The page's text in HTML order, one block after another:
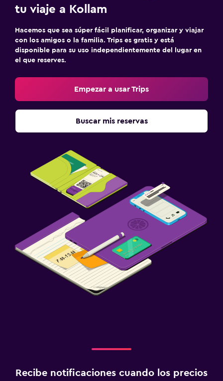
tu viaje a Kollam
Hacemos que sea súper fácil planificar, organizar y viajar
con los amigos o la familia. Trips es gratis y está
disponible para su uso independientemente del lugar en
el que reserves.
Empezar a usar Trips
Buscar mis reservas
Recibe notificaciones cuando los precios